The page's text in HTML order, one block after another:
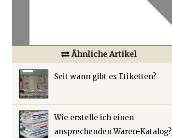
Ähnliche Artikel
Seit wann gibt es Etiketten?
Wie erstelle ich einen
ansprechenden Waren-Katalog?